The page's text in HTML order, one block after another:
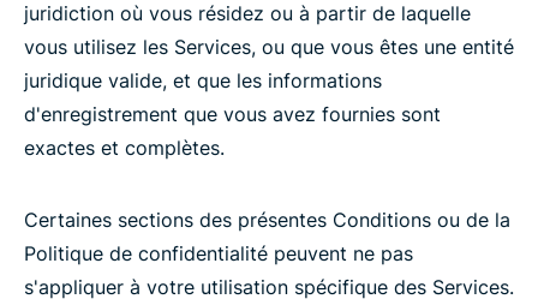
juridiction où vous résidez ou à partir de laquelle
vous utilisez les Services, ou que vous êtes une entité
juridique valide, et que les informations
d'enregistrement que vous avez fournies sont
exactes et complètes.
Certaines sections des présentes Conditions ou de la
Politique de confidentialité peuvent ne pas
s'appliquer à votre utilisation spécifique des Services.